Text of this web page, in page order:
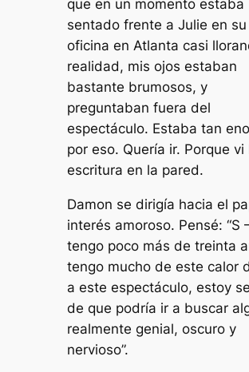
que en un momento estaba
sentado frente a Julie en su
oficina en Atlanta casi
realidad, mis ojos estaban
bastante brumosos, y
preguntaban fuera del
espectáculo. Estaba tan
por eso. Quería ir. Porque vi
escritura en la pared.
Damon se dirigía hacia el
interés amoroso. Pensé: “S
tengo poco más de treinta
tengo mucho de este calor
a este espectáculo, estoy
de que podría ir a buscar
realmente genial, oscuro y
nervioso”.